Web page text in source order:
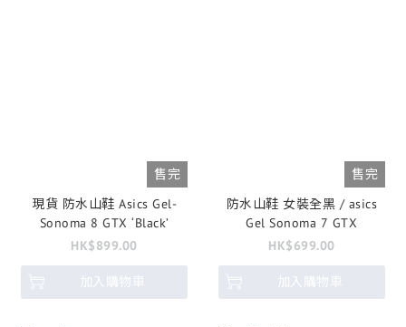
售完
現貨 防水山鞋 Asics Gel-
Sonoma 8 GTX ‘Black’
HK$899.00
加入購物車
售完
防水山鞋 女裝全黑 / asics
Gel Sonoma 7 GTX
HK$699.00
加入購物車